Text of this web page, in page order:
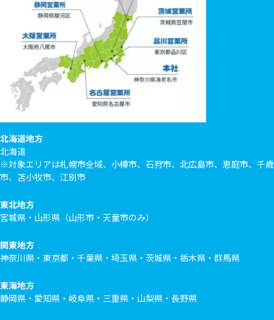
北海道地方
北海道
※対象エリアは札幌市全域、小樽市、石狩市、北広島市、恵庭市、千歳
市、苫小牧市、江別市
東北地方
宮城県・山形県（山形市・天童市のみ）
関東地方
神奈川県・東京都・千葉県・埼玉県・茨城県・栃木県・群馬県
東海地方
静岡県・愛知県・岐阜県・三重県・山梨県・長野県